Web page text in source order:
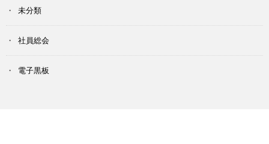
未分類
社員総会
電子黒板